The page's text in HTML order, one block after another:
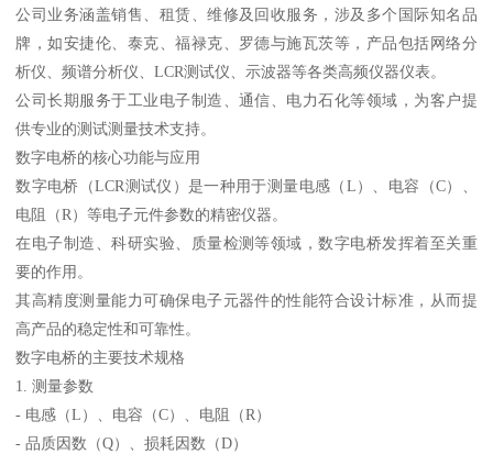
公司业务涵盖销售、租赁、维修及回收服务，涉及多个国际知名品
牌，如安捷伦、泰克、福禄克、罗德与施瓦茨等，产品包括网络分
析仪、频谱分析仪、LCR测试仪、示波器等各类高频仪器仪表。
公司长期服务于工业电子制造、通信、电力石化等领域，为客户提
供专业的测试测量技术支持。
数字电桥的核心功能与应用
数字电桥（LCR测试仪）是一种用于测量电感（L）、电容（C）、
电阻（R）等电子元件参数的精密仪器。
在电子制造、科研实验、质量检测等领域，数字电桥发挥着至关重
要的作用。
其高精度测量能力可确保电子元器件的性能符合设计标准，从而提
高产品的稳定性和可靠性。
数字电桥的主要技术规格
1. 测量参数
- 电感（L）、电容（C）、电阻（R）
- 品质因数（Q）、损耗因数（D）